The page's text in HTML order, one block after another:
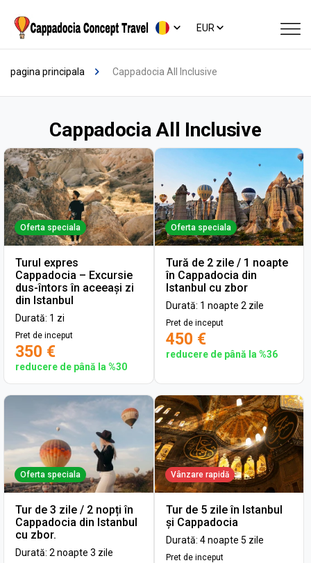
EUR
pagina principala Cappadocia All Inclusive
Cappadocia All Inclusive
Oferta speciala
Turul expres
Cappadocia – Excursie
dus-întors în aceeași zi
din Istanbul
Durată: 1 zi
Pret de inceput
350 €
reducere de până la %30
Oferta speciala
Tură de 2 zile / 1 noapte
în Cappadocia din
Istanbul cu zbor
Durată: 1 noapte 2 zile
Pret de inceput
450 €
reducere de până la %36
Oferta speciala
Tur de 3 zile / 2 nopți în
Cappadocia din Istanbul
cu zbor.
Durată: 2 noapte 3 zile
Vânzare rapidă
Tur de 5 zile în Istanbul
și Cappadocia
Durată: 4 noapte 5 zile
Pret de inceput